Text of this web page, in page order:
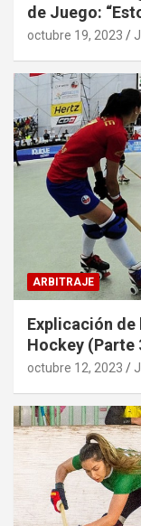
de Juego:
octubre 19, 2023
ARBITRAJE
Explicación de
Hockey (Parte
octubre 12, 2023